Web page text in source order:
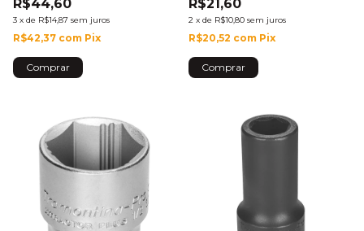
R$44,60
3 x de R$14,87 sem juros
R$42,37 com Pix
R$21,60
2 x de R$10,80 sem juros
R$20,52 com Pix